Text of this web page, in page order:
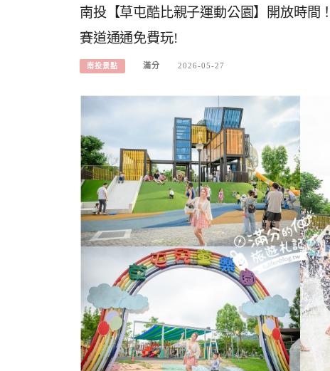
南投【草屯酷比親子運動公園】開放時間
賽道通通免費玩!
南投景點 滿分 2026-05-27